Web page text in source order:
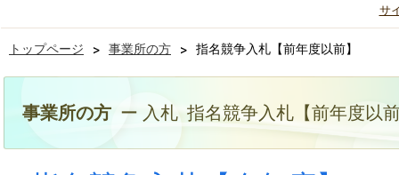
サ
トップページ > 事業所の方 > 指名競争入札【前年度以前】
事業所の方 ー 入札 指名競争入札【前年度以